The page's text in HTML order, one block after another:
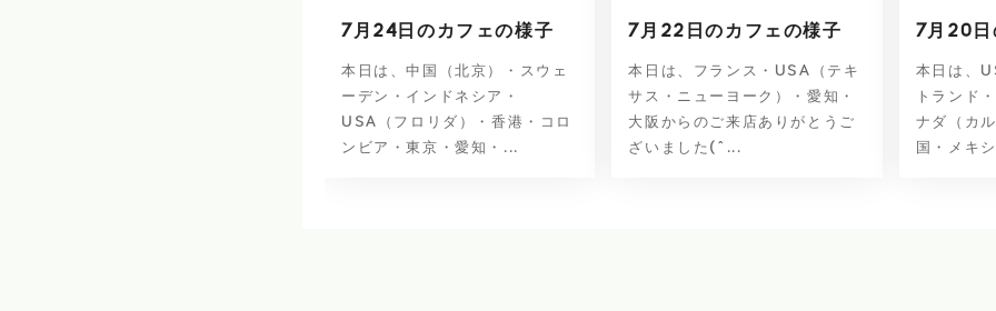
7月24日のカフェの様子
本日は、中国（北京）・スウェ
ーデン・インドネシア・
USA（フロリダ）・香港・コロ
ンビア・東京・愛知・...
7月22日のカフェの様子
本日は、フランス・USA（テキ
サス・ニューヨーク）・愛知・
大阪からのご来店ありがとうご
ざいました(^...
7月20日
本日は、
トランド
ナダ（カ
国・メキ